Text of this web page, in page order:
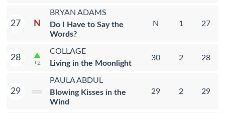
27 N
BRYAN ADAMS
Do I Have to Say the
Words?
N 1 27
28
+2
COLLAGE
Living in the Moonlight
30 2 28
29
PAULA ABDUL
Blowing Kisses in the
Wind
29 2 29